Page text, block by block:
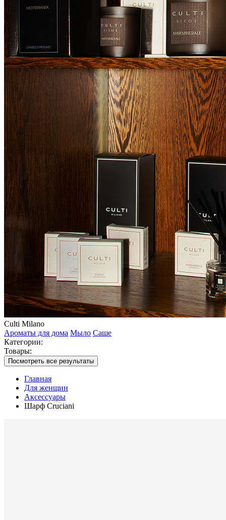
Culti Milano
Ароматы для дома Мыло Саше
Категории:
Товары:
Посмотреть все результаты
Главная
Для женщин
Аксессуары
Шарф Cruciani